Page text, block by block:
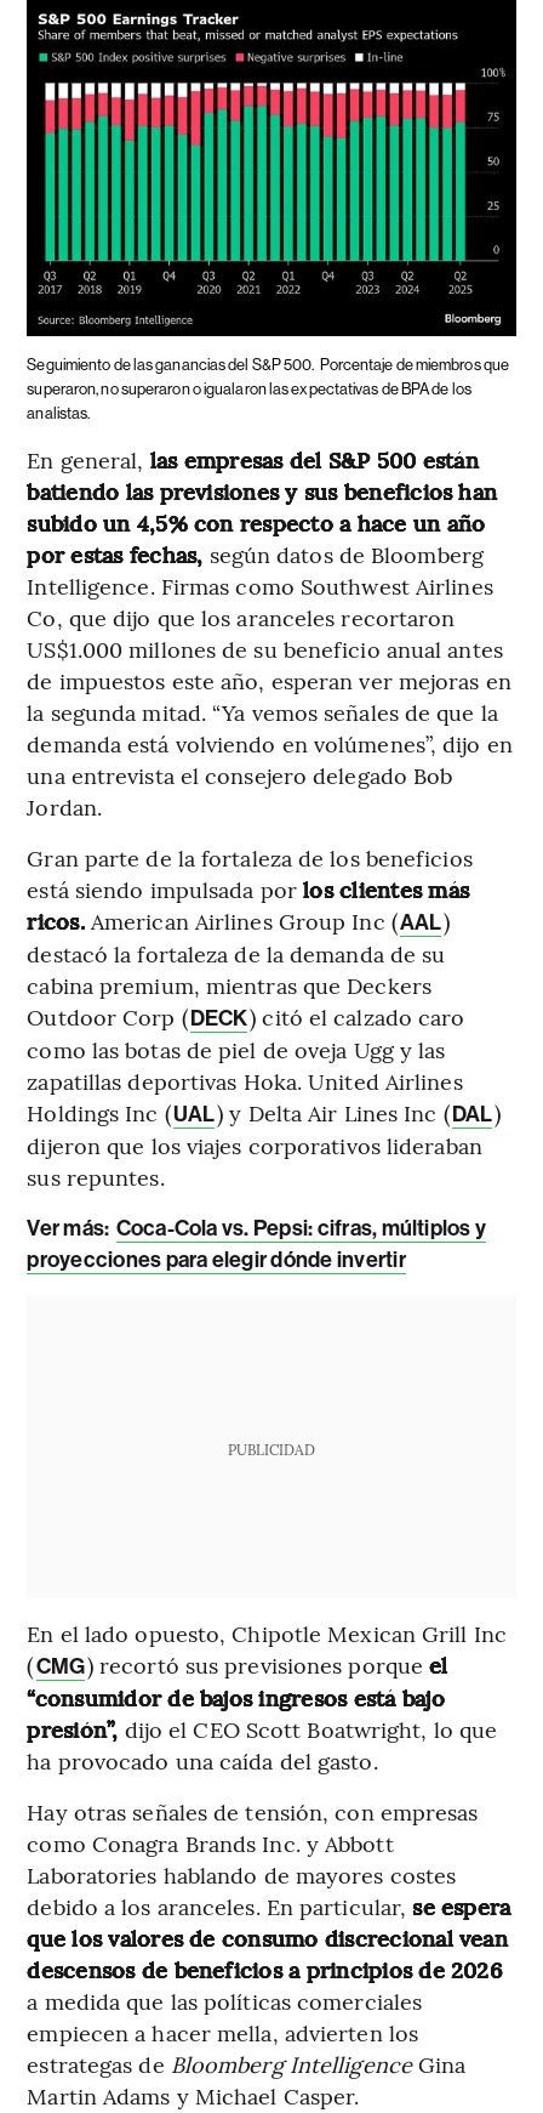
Seguimiento de las ganancias del S&P 500. Porcentaje de miembros que
superaron, no superaron o igualaron las expectativas de BPA de los
analistas.
En general, las empresas del S&P 500 están
batiendo las previsiones y sus beneficios han
subido un 4,5% con respecto a hace un año
por estas fechas, según datos de Bloomberg
Intelligence. Firmas como Southwest Airlines
Co, que dijo que los aranceles recortaron
US$1.000 millones de su beneficio anual antes
de impuestos este año, esperan ver mejoras en
la segunda mitad. “Ya vemos señales de que la
demanda está volviendo en volúmenes”, dijo en
una entrevista el consejero delegado Bob
Jordan.
Gran parte de la fortaleza de los beneficios
está siendo impulsada porlos clientes más
ricos.American Airlines Group Inc (AAL)
destacó la fortaleza de la demanda de su
cabina premium, mientras que Deckers
Outdoor Corp (DECK) citó el calzado caro
como las botas de piel de oveja Ugg y las
zapatillas deportivas Hoka. United Airlines
Holdings Inc (UAL) y Delta Air Lines Inc (DAL)
dijeron que los viajes corporativos lideraban
sus repuntes.
Ver más: Coca-Cola vs. Pepsi: cifras, múltiplos y
proyecciones para elegir dónde invertir
PUBLICIDAD
En el lado opuesto, Chipotle Mexican Grill Inc
(CMG) recortó sus previsiones porqueel
“consumidor de bajos ingresos está bajo
presión”, dijo el CEO Scott Boatwright, lo que
ha provocado una caída del gasto.
Hay otras señales de tensión, con empresas
como Conagra Brands Inc. y Abbott
Laboratories hablando de mayores costes
debido a los aranceles. En particular,se espera
que los valores de consumo discrecional vean
descensos de beneficios a principios de 2026
a medida que las políticas comerciales
empiecen a hacer mella, advierten los
estrategas de Bloomberg IntelligenceGina
Martin Adams y Michael Casper.